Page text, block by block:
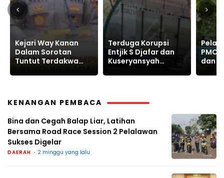
Terduga Korupsi
Entjik S Djafar dan
Kuseryansyah
Pelanggaran, PT
PMC Gusur Lahan
dan Intimidasi
KPK,
KENANGAN PEMBACA
Bina dan Cegah Balap Liar, Latihan
Bersama Road Race Session 2 Pelalawan
Sukses Digelar
DAERAH 2 minggu yang lalu